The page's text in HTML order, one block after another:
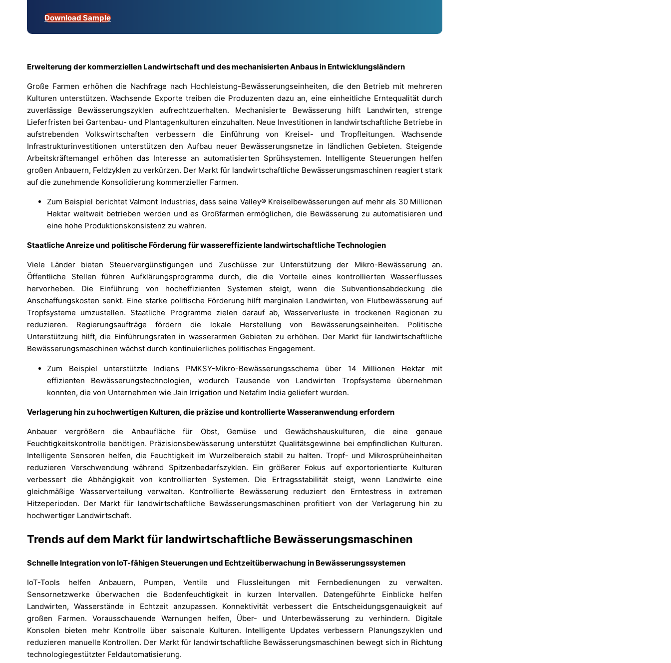
Download Sample
Erweiterung der kommerziellen Landwirtschaft und des mechanisierten Anbaus in Entwicklungsländern
Große Farmen erhöhen die Nachfrage nach Hochleistung-Bewässerungseinheiten, die den Betrieb mit mehreren
Kulturen unterstützen. Wachsende Exporte treiben die Produzenten dazu an, eine einheitliche Erntequalität durch
zuverlässige Bewässerungszyklen aufrechtzuerhalten. Mechanisierte Bewässerung hilft Landwirten, strenge
Lieferfristen bei Gartenbau- und Plantagenkulturen einzuhalten. Neue Investitionen in landwirtschaftliche Betriebe in
aufstrebenden Volkswirtschaften verbessern die Einführung von Kreisel- und Tropfleitungen. Wachsende
Infrastrukturinvestitionen unterstützen den Aufbau neuer Bewässerungsnetze in ländlichen Gebieten. Steigende
Arbeitskräftemangel erhöhen das Interesse an automatisierten Sprühsystemen. Intelligente Steuerungen helfen
großen Anbauern, Feldzyklen zu verkürzen. Der Markt für landwirtschaftliche Bewässerungsmaschinen reagiert stark
auf die zunehmende Konsolidierung kommerzieller Farmen.
Zum Beispiel berichtet Valmont Industries, dass seine Valley® Kreiselbewässerungen auf mehr als 30 Millionen
Hektar weltweit betrieben werden und es Großfarmen ermöglichen, die Bewässerung zu automatisieren und
eine hohe Produktionskonsistenz zu wahren.
Staatliche Anreize und politische Förderung für wassereffiziente landwirtschaftliche Technologien
Viele Länder bieten Steuervergünstigungen und Zuschüsse zur Unterstützung der Mikro-Bewässerung an.
Öffentliche Stellen führen Aufklärungsprogramme durch, die die Vorteile eines kontrollierten Wasserflusses
hervorheben. Die Einführung von hocheffizienten Systemen steigt, wenn die Subventionsabdeckung die
Anschaffungskosten senkt. Eine starke politische Förderung hilft marginalen Landwirten, von Flutbewässerung auf
Tropfsysteme umzustellen. Staatliche Programme zielen darauf ab, Wasserverluste in trockenen Regionen zu
reduzieren. Regierungsaufträge fördern die lokale Herstellung von Bewässerungseinheiten. Politische
Unterstützung hilft, die Einführungsraten in wasserarmen Gebieten zu erhöhen. Der Markt für landwirtschaftliche
Bewässerungsmaschinen wächst durch kontinuierliches politisches Engagement.
Zum Beispiel unterstützte Indiens PMKSY-Mikro-Bewässerungsschema über 14 Millionen Hektar mit
effizienten Bewässerungstechnologien, wodurch Tausende von Landwirten Tropfsysteme übernehmen
konnten, die von Unternehmen wie Jain Irrigation und Netafim India geliefert wurden.
Verlagerung hin zu hochwertigen Kulturen, die präzise und kontrollierte Wasseranwendung erfordern
Anbauer vergrößern die Anbaufläche für Obst, Gemüse und Gewächshauskulturen, die eine genaue
Feuchtigkeitskontrolle benötigen. Präzisionsbewässerung unterstützt Qualitätsgewinne bei empfindlichen Kulturen.
Intelligente Sensoren helfen, die Feuchtigkeit im Wurzelbereich stabil zu halten. Tropf- und Mikrosprüheinheiten
reduzieren Verschwendung während Spitzenbedarfszyklen. Ein größerer Fokus auf exportorientierte Kulturen
verbessert die Abhängigkeit von kontrollierten Systemen. Die Ertragsstabilität steigt, wenn Landwirte eine
gleichmäßige Wasserverteilung verwalten. Kontrollierte Bewässerung reduziert den Erntestress in extremen
Hitzeperioden. Der Markt für landwirtschaftliche Bewässerungsmaschinen profitiert von der Verlagerung hin zu
hochwertiger Landwirtschaft.
Trends auf dem Markt für landwirtschaftliche Bewässerungsmaschinen
Schnelle Integration von IoT-fähigen Steuerungen und Echtzeitüberwachung in Bewässerungssystemen
IoT-Tools helfen Anbauern, Pumpen, Ventile und Flussleitungen mit Fernbedienungen zu verwalten.
Sensornetzwerke überwachen die Bodenfeuchtigkeit in kurzen Intervallen. Datengeführte Einblicke helfen
Landwirten, Wasserstände in Echtzeit anzupassen. Konnektivität verbessert die Entscheidungsgenauigkeit auf
großen Farmen. Vorausschauende Warnungen helfen, Über- und Unterbewässerung zu verhindern. Digitale
Konsolen bieten mehr Kontrolle über saisonale Kulturen. Intelligente Updates verbessern Planungszyklen und
reduzieren manuelle Kontrollen. Der Markt für landwirtschaftliche Bewässerungsmaschinen bewegt sich in Richtung
technologiegestützter Feldautomatisierung.